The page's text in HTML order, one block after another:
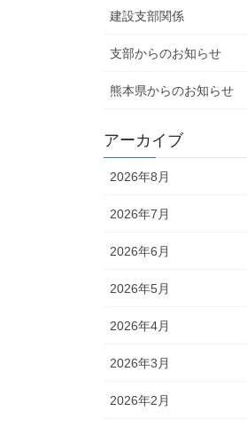
建設支部関係
支部からのお知らせ
熊本県からのお知らせ
アーカイブ
2026年8月
2026年7月
2026年6月
2026年5月
2026年4月
2026年3月
2026年2月